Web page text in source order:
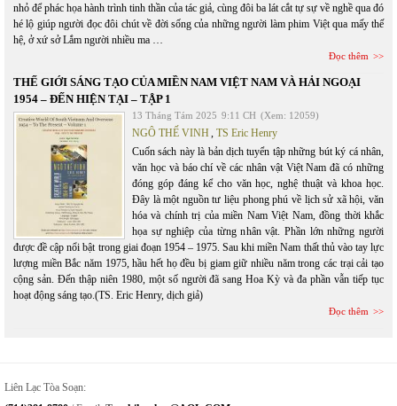
nhỏ để phác họa hành trình tinh thần của tác giả, cùng đôi ba lát cắt tự sự về nghề qua đó
hé lộ giúp người đọc đôi chút về đời sống của những người làm phim Việt qua mấy thế
hệ, ở xứ sở Lắm người nhiều ma …
Đọc thêm
THẾ GIỚI SÁNG TẠO CỦA MIỀN NAM VIỆT NAM VÀ HẢI NGOẠI
1954 – ĐẾN HIỆN TẠI – TẬP 1
13 Tháng Tám 2025 9:11 CH (Xem: 12059)
NGÔ THẾ VINH, TS Eric Henry
Cuốn sách này là bản dịch tuyển tập những bút ký cá nhân,
văn học và báo chí về các nhân vật Việt Nam đã có những
đóng góp đáng kể cho văn học, nghệ thuật và khoa học.
Đây là một nguồn tư liệu phong phú về lịch sử xã hội, văn
hóa và chính trị của miền Nam Việt Nam, đồng thời khắc
họa sự nghiệp của từng nhân vật. Phần lớn những người
được đề cập nổi bật trong giai đoạn 1954 – 1975. Sau khi miền Nam thất thủ vào tay lực
lượng miền Bắc năm 1975, hầu hết họ đều bị giam giữ nhiều năm trong các trại cải tạo
cộng sản. Đến thập niên 1980, một số người đã sang Hoa Kỳ và đa phần vẫn tiếp tục
hoạt động sáng tạo.(TS. Eric Henry, dịch giả)
Đọc thêm
Liên Lạc Tòa Soạn: